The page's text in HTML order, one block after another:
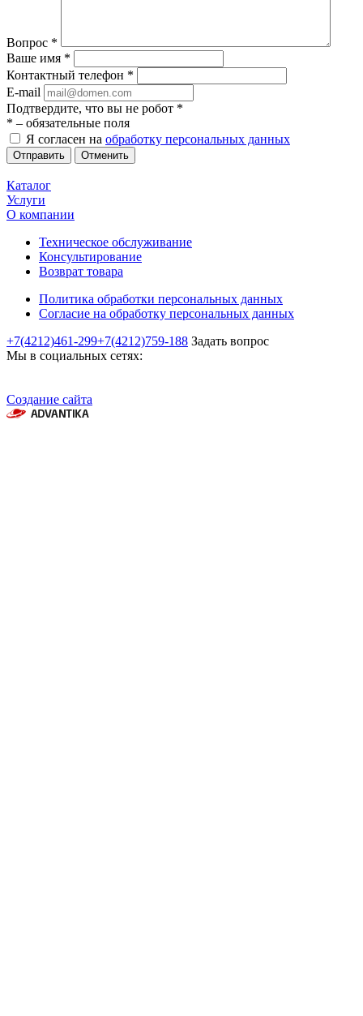
Вопрос *
Ваше имя *
Контактный телефон *
E-mail
Подтвердите, что вы не робот *
* – обязательные поля
Я согласен на обработку персональных данных
Отменить
Каталог
Услуги
О компании
Техническое обслуживание
Консультирование
Возврат товара
Политика обработки персональных данных
Согласие на обработку персональных данных
+7(4212)461-299+7(4212)759-188 Задать вопрос
Мы в социальных сетях:
Создание сайта